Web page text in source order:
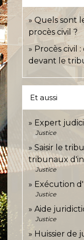
Quels sont
procès civil ?
Procès civil
devant le
Et aussi
Expert
Justice
Saisir le
tribunaux
Justice
Exécution
Justice
Aide
Justice
Huissier de